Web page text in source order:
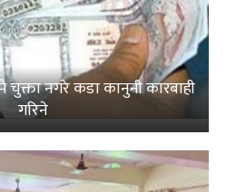
नगरे कडा कानुनी कारबाही
गरिने